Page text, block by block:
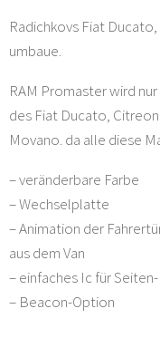
Radichkovs Fiat
umbaue.
RAM Promaster wird
des Fiat Ducato,
Movano. da alle diese
– veränderbare Farbe
– Wechselplatte
– Animation der
aus dem Van
– einfaches Ic für
– Beacon-Option